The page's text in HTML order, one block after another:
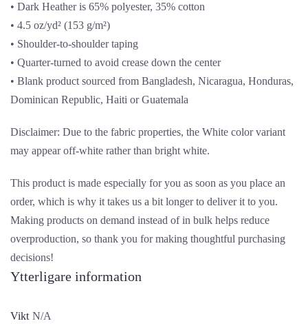
• Dark Heather is 65% polyester, 35% cotton
• 4.5 oz/yd² (153 g/m²)
• Shoulder-to-shoulder taping
• Quarter-turned to avoid crease down the center
• Blank product sourced from Bangladesh, Nicaragua, Honduras,
Dominican Republic, Haiti or Guatemala
Disclaimer: Due to the fabric properties, the White color variant
may appear off-white rather than bright white.
This product is made especially for you as soon as you place an
order, which is why it takes us a bit longer to deliver it to you.
Making products on demand instead of in bulk helps reduce
overproduction, so thank you for making thoughtful purchasing
decisions!
Ytterligare information
Vikt N/A